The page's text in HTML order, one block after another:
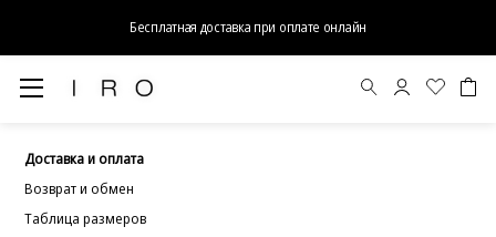
Бесплатная доставка при оплате онлайн
Доставка и оплата
Возврат и обмен
Таблица размеров